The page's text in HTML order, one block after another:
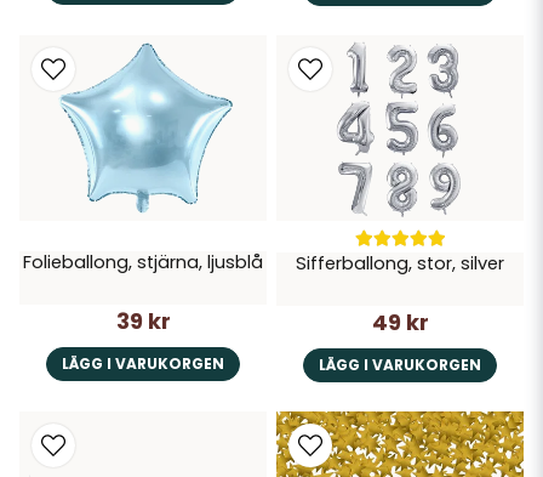
Folieballong, stjärna, ljusblå
39 kr
LÄGG I VARUKORGEN
Sifferballong, stor, silver
49 kr
LÄGG I VARUKORGEN